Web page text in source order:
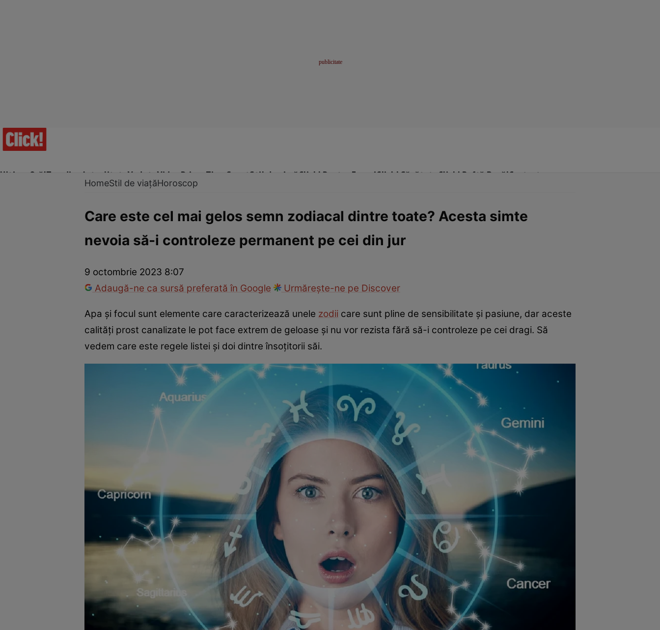
Ultima Oră!Trending Actualitate Vedete Video Prime Time SportStil de viațăClick! Pentru FemeiClick! Sănătate Click! Poftă Bună!Contact
Dragoste și SexEvenimenteHoroscopRețete culinareTravel
HomeStil de viațăHoroscop
Care este cel mai gelos semn zodiacal dintre toate? Acesta simte
nevoia să-i controleze permanent pe cei din jur
9 octombrie 2023 8:07
Adaugă-ne ca sursă preferată în Google
Urmărește-ne pe Discover
Apa și focul sunt elemente care caracterizează unele zodii care sunt pline de sensibilitate și pasiune, dar aceste
calități prost canalizate le pot face extrem de geloase și nu vor rezista fără să-i controleze pe cei dragi. Să
vedem care este regele listei și doi dintre însoțitorii săi.